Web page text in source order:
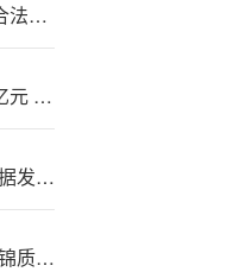
荷兰暂停—行政令，闻泰科技合法权益仍有待恢复
蓝?特‘光’学第三季度营收4.74亿元 同比增16.1%
美;国债市：<国>债在JOLTS数据发布后上涨 焦点仍在就业市场
汇通能源：控股.股<东>西藏德锦质押100万股公司股份